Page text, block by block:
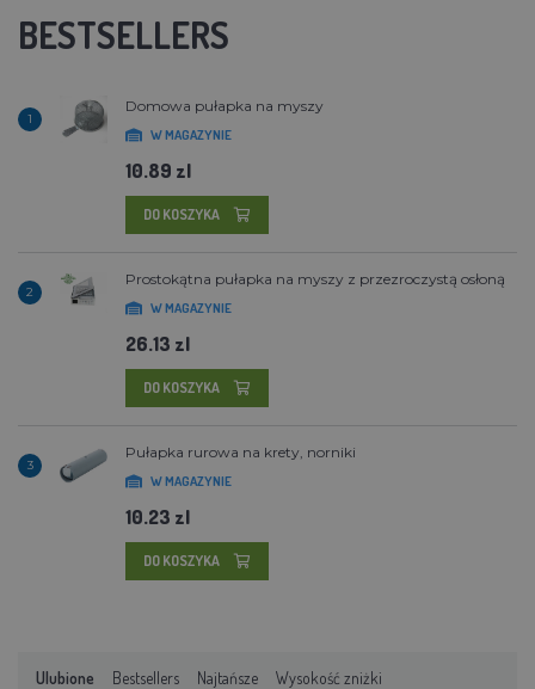
BESTSELLERS
1
Domowa pułapka na myszy
W MAGAZYNIE
10.89 zl
DO KOSZYKA
2
Prostokątna pułapka na myszy z przezroczystą osłoną
W MAGAZYNIE
26.13 zl
DO KOSZYKA
3
Pułapka rurowa na krety, norniki
W MAGAZYNIE
10.23 zl
DO KOSZYKA
Ulubione Bestsellers Najtańsze Wysokość zniżki